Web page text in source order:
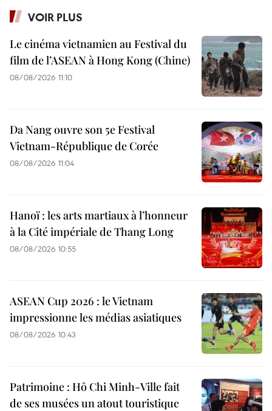
VOIR PLUS
Le cinéma vietnamien au Festival du
film de l’ASEAN à Hong Kong (Chine)
08/08/2026 11:10
Da Nang ouvre son 5e Festival
Vietnam-République de Corée
08/08/2026 11:04
Hanoï : les arts martiaux à l’honneur
à la Cité impériale de Thang Long
08/08/2026 10:55
ASEAN Cup 2026 : le Vietnam
impressionne les médias asiatiques
08/08/2026 10:43
Patrimoine : Hô Chi Minh-Ville fait
de ses musées un atout touristique